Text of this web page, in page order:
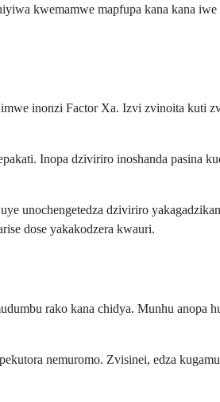
kwemamwe mapfupa kana kana
inonzi Factor Xa. Izvi zvinoita kuti
Inopa dziviriro inoshanda pasina
unochengetedza dziviriro
dose yakakodzera kwauri.
rako kana chidya. Munhu anopa
nemuromo. Zvisinei, edza